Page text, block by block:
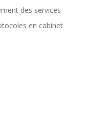
des services
en cabinet